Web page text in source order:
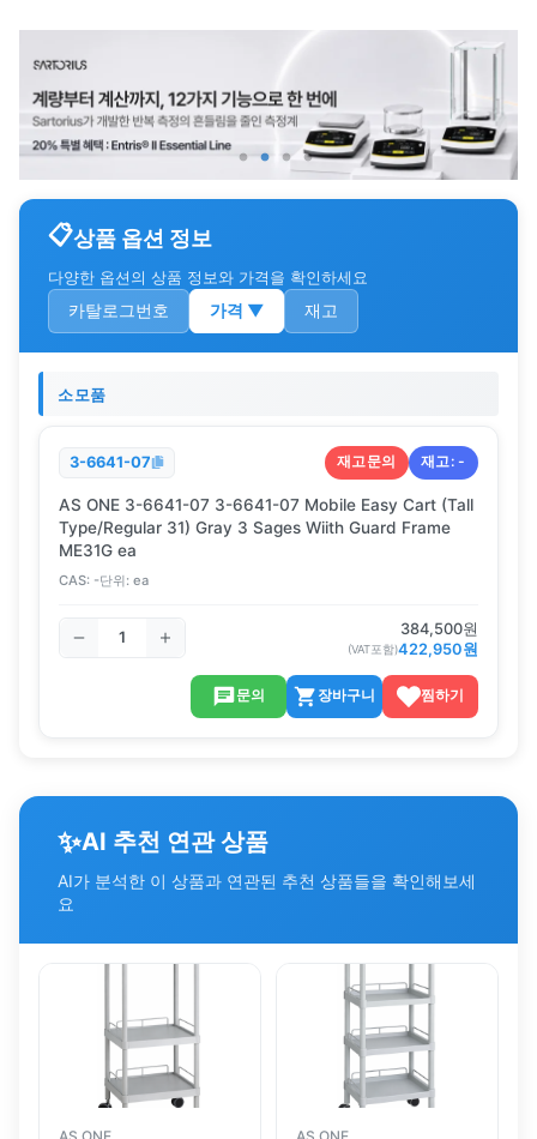
상품 옵션 정보
다양한 옵션의 상품 정보와 가격을 확인하세요
카탈로그번호 가격 ▼ 재고
소모품
3-6641-07 재고문의 재고:-
AS ONE 3-6641-07 3-6641-07 Mobile Easy Cart (Tall
Type/Regular 31) Gray 3 Sages Wiith Guard Frame
ME31G ea
CAS: -단위: ea
384,500원
(VAT포함)422,950원
문의 장바구니 찜하기
✨AI 추천 연관 상품
AI가 분석한 이 상품과 연관된 추천 상품들을 확인해보세
요